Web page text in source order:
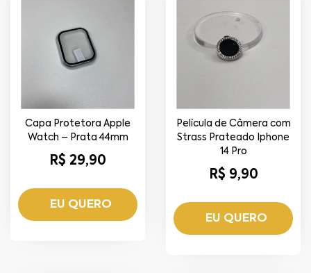
Capa Protetora Apple
Watch – Prata 44mm
R$ 29,90
EU QUERO
Película de Câmera com
Strass Prateado Iphone
14 Pro
R$ 9,90
EU QUERO